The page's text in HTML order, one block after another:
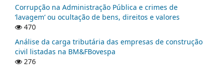
Corrupção na Administração Pública e crimes de
‘lavagem’ ou ocultação de bens, direitos e valores
470
Análise da carga tributária das empresas de construção
civil listadas na BM&FBovespa
276